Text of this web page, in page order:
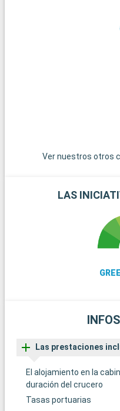
Ver nuestros otros
LAS
Las prestaciones
El alojamiento en la
duración del crucero
Tasas portuarias